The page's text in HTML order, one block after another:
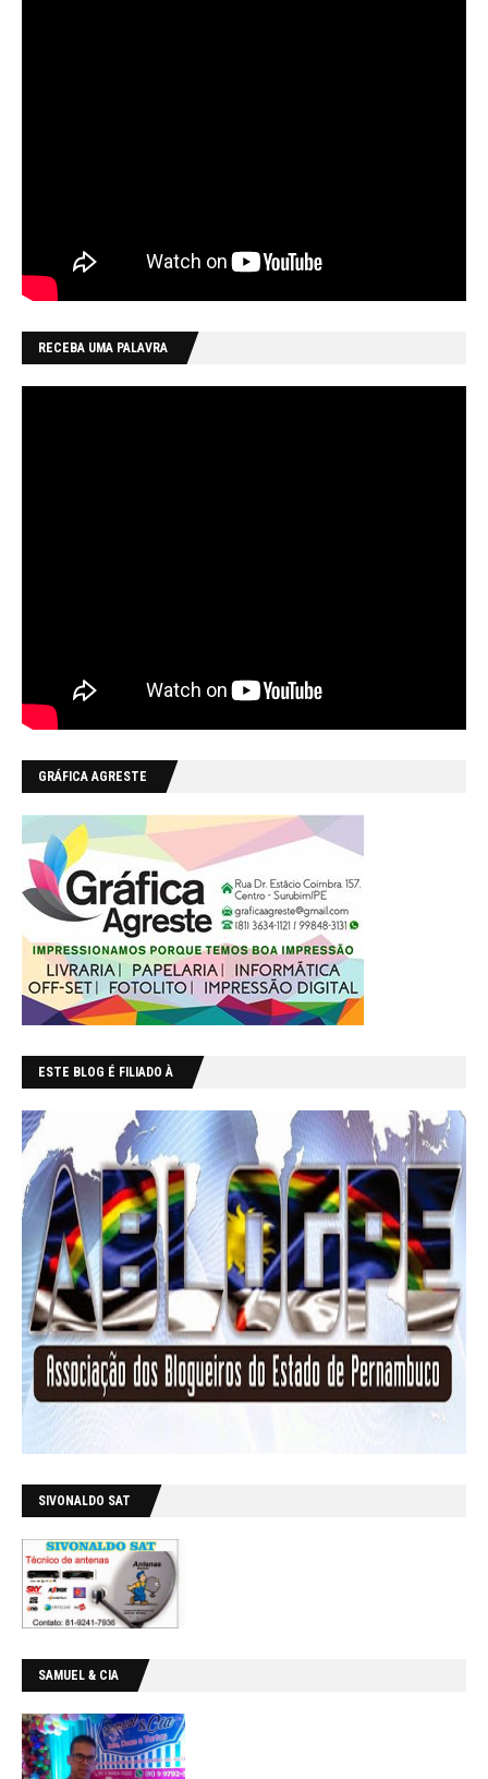
RECEBA UMA PALAVRA
GRÁFICA AGRESTE
ESTE BLOG É FILIADO À
SIVONALDO SAT
SAMUEL & CIA